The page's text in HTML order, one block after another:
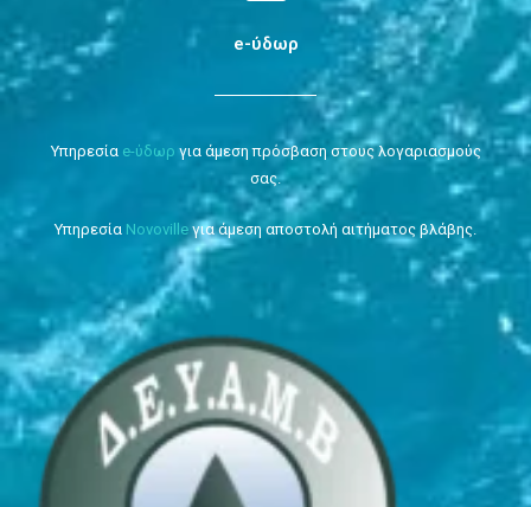
e-ύδωρ
Υπηρεσία e-ύδωρ για άμεση πρόσβαση στους λογαριασμούς
σας.
Υπηρεσία Novoville για άμεση αποστολή αιτήματος βλάβης.